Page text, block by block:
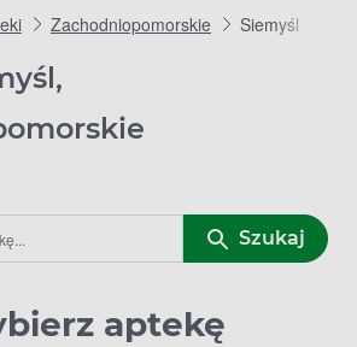
Zachodniopomorskie Siemyśl
Szukaj
aptekę